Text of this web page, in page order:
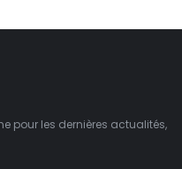
pour les dernières actualités,